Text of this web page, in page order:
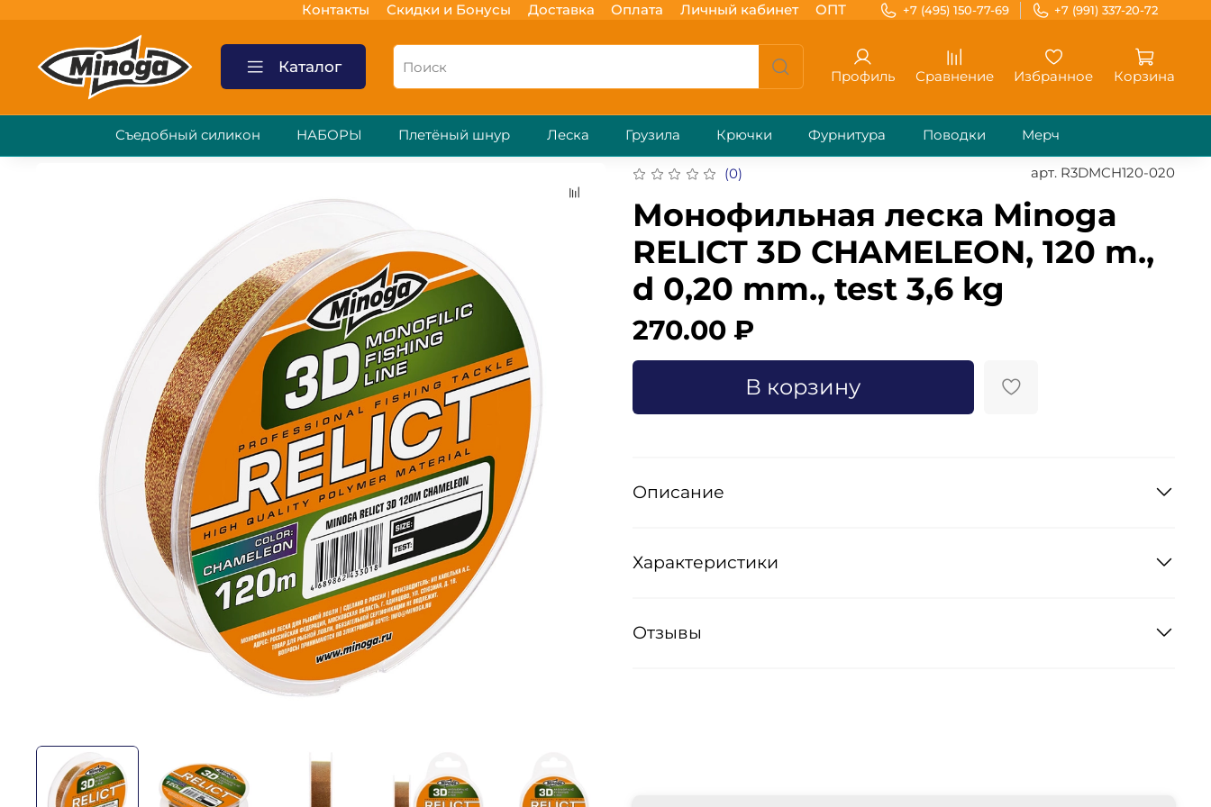
Контакты Скидки и Бонусы Доставка Оплата Личный кабинет ОПТ +7 (495) 150-77-69 +7 (991) 337-20-72
Каталог
Профиль Сравнение Избранное Корзина
Съедобный силикон НАБОРЫ Плетёный шнур Леска Грузила Крючки Фурнитура Поводки Мерч
(0) арт. R3DMCH120-020
Монофильная леска Minoga
RELICT 3D CHAMELEON, 120 m.,
d 0,20 mm., test 3,6 kg
270.00 ₽
В корзину
Описание
Характеристики
Отзывы